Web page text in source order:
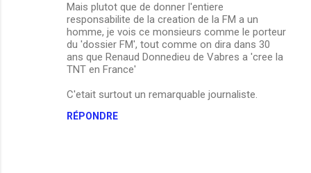
Mais plutot que de donner l'entiere
responsabilite de la creation de la FM a un
homme, je vois ce monsieurs comme le porteur
du 'dossier FM', tout comme on dira dans 30
ans que Renaud Donnedieu de Vabres a 'cree la
TNT en France'
C'etait surtout un remarquable journaliste.
RÉPONDRE